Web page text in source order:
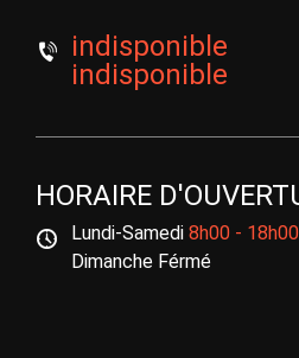
indisponible
indisponible
HORAIRE
Lundi-Samedi 8h00 - 18h00
Dimanche Férmé